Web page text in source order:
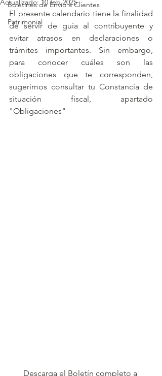
Boletines de Envío a Clientes
Patrimonial
Actualizado:10 feb 2025
El presente calendario tiene la finalidad
de servir de guía al contribuyente y
evitar atrasos en declaraciones o
trámites importantes. Sin embargo,
para conocer cuáles son las
obligaciones que te corresponden,
sugerimos consultar tu Constancia de
situación fiscal, apartado
"Obligaciones"
Descarga el Boletín completo a